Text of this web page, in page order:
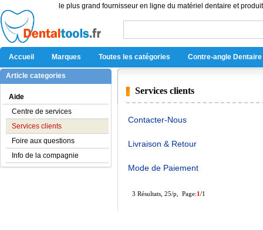
le plus grand fournisseur en ligne du matériel dentaire et
Accueil Marques Toutes les catégories Contre-angle Dentaire
Article categories
Aide
Centre de services
Services clients
Foire aux questions
Info de la compagnie
Services clients
Contacter-Nous
Livraison & Retour
Mode de Paiement
3 Résultats, 25/p, Page:1/1